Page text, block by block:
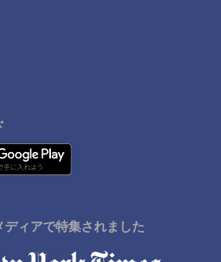
ディアで特集されました